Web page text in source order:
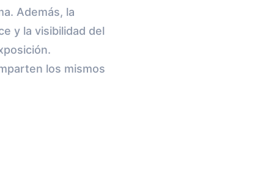
Además, la
y la visibilidad del
los mismos